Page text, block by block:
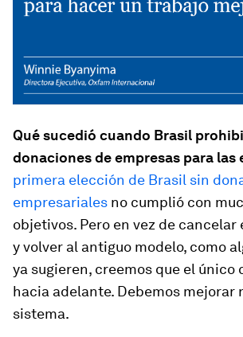
Qué sucedió cuando Brasil
donaciones de empresas para las
primera elección de Brasil sin
empresariales no cumplió con
objetivos. Pero en vez de
y volver al antiguo modelo, como
ya sugieren, creemos que el único
hacia adelante. Debemos mejorar
sistema.